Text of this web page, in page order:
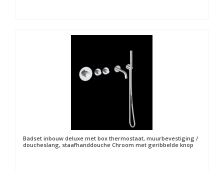
Badset inbouw deluxe met box thermostaat, muurbevestiging /
doucheslang, staafhanddouche Chroom met geribbelde knop